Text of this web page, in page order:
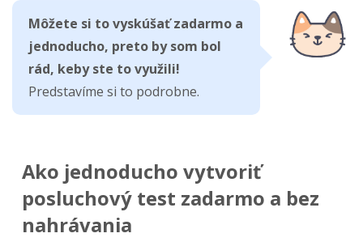
Môžete si to vyskúšať zadarmo a
jednoducho, preto by som bol
rád, keby ste to využili!
Predstavíme si to podrobne.
Ako jednoducho vytvoriť
posluchový test zadarmo a bez
nahrávania